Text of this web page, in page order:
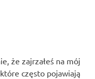
że zajrzałeś na mój
często pojawiają